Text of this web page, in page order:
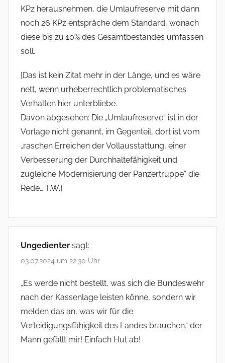
KPz herausnehmen, die Umlaufreserve mit dann
noch 26 KPz entspräche dem Standard, wonach
diese bis zu 10% des Gesamtbestandes umfassen
soll.
[Das ist kein Zitat mehr in der Länge, und es wäre
nett, wenn urheberrechtlich problematisches
Verhalten hier unterbliebe.
Davon abgesehen: Die „Umlaufreserve“ ist in der
Vorlage nicht genannt, im Gegenteil, dort ist vom
„raschen Erreichen der Vollausstattung, einer
Verbesserung der Durchhaltefähigkeit und
zugleiche Modernisierung der Panzertruppe“ die
Rede… T.W.]
Ungedienter sagt:
03.07.2024 um 22:30 Uhr
„Es werde nicht bestellt, was sich die Bundeswehr
nach der Kassenlage leisten könne, sondern wir
melden das an, was wir für die
Verteidigungsfähigkeit des Landes brauchen.“ der
Mann gefällt mir! Einfach Hut ab!